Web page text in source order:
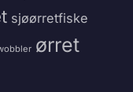
sjøørretfiske
ørret